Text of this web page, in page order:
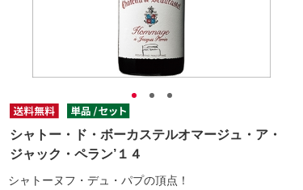
シャトー・ド・ボーカステルオマージュ・ア・
ジャック・ペラン’１４
シャトーヌフ・デュ・パプの頂点！